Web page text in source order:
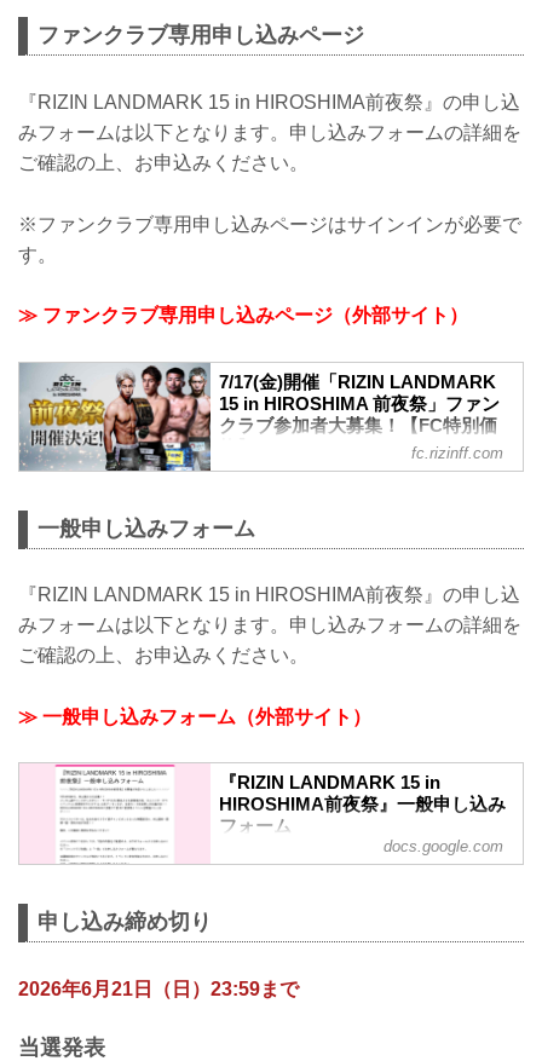
ファンクラブ専用申し込みページ
『RIZIN LANDMARK 15 in HIROSHIMA前夜祭』の申し込
みフォームは以下となります。申し込みフォームの詳細を
ご確認の上、お申込みください。
※ファンクラブ専用申し込みページはサインインが必要で
す。
≫ ファンクラブ専用申し込みページ（外部サイト）
7/17(金)開催「RIZIN LANDMARK
15 in HIROSHIMA 前夜祭」ファン
クラブ参加者大募集！【FC特別価
を開催することが決定いたしました✨ フ
ァンクラブ会員様は特別価格にてご参加
参加者を決定いたします。 ここでしか味
わえない特別なひとときを、ぜひお楽し
みください。たくさんのご応募をお待ち
しております！ RIZIN LANDMARK 15 in
月17日（金）19:00〜21:00（予定） ■開
催場所 広...
fc.rizinff.com
一般申し込みフォーム
『RIZIN LANDMARK 15 in HIROSHIMA前夜祭』の申し込
みフォームは以下となります。申し込みフォームの詳細を
ご確認の上、お申込みください。
≫ 一般申し込みフォーム（外部サイト）
『RIZIN LANDMARK 15 in
HIROSHIMA前夜祭』一般申し込み
フォーム
＼＼＼『RIZIN LANDMARK 15 in
テロの2度目となる防衛戦の他、カルシャ
docs.google.com
申し込み締め切り
2026年6月21日（日）23:59まで
当選発表